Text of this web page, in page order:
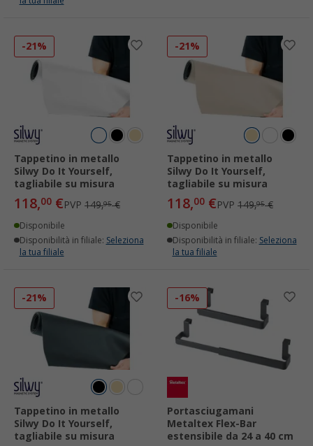
-21%
Tappetino in metallo
Silwy Do It Yourself,
tagliabile su misura
118,00 €PVP 149,95€
Disponibile
Disponibilità in filiale: Seleziona
la tua filiale
-21%
Tappetino in metallo
Silwy Do It Yourself,
tagliabile su misura
118,00 €PVP 149,95€
Disponibile
Disponibilità in filiale: Seleziona
la tua filiale
-21%
Tappetino in metallo
Silwy Do It Yourself,
tagliabile su misura
-16%
Portasciugamani
Metaltex Flex-Bar
estensibile da 24 a 40 cm